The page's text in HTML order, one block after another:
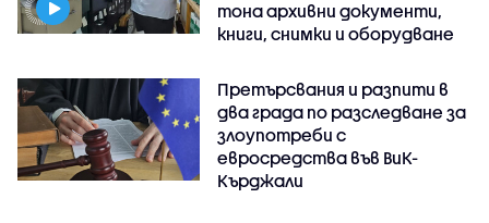
тона архивни документи,
книги, снимки и оборудване
Претърсвания и разпити в
два града по разследване за
злоупотреби с
евросредства във ВиК-
Кърджали